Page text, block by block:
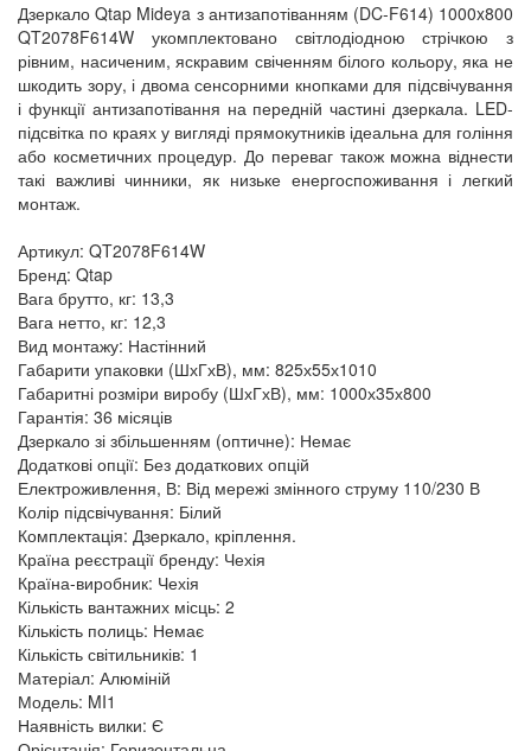
Дзеркало Qtap Mideya з антизапотіванням (DC-F614) 1000x800
QT2078F614W укомплектовано світлодіодною стрічкою з
рівним, насиченим, яскравим свіченням білого кольору, яка не
шкодить зору, і двома сенсорними кнопками для підсвічування
і функції антизапотівання на передній частині дзеркала. LED-
підсвітка по краях у вигляді прямокутників ідеальна для гоління
або косметичних процедур. До переваг також можна віднести
такі важливі чинники, як низьке енергоспоживання і легкий
монтаж.
Артикул: QT2078F614W
Бренд: Qtap
Вага брутто, кг: 13,3
Вага нетто, кг: 12,3
Вид монтажу: Настінний
Габарити упаковки (ШхГхВ), мм: 825х55х1010
Габаритні розміри виробу (ШхГхВ), мм: 1000х35х800
Гарантія: 36 місяців
Дзеркало зі збільшенням (оптичне): Немає
Додаткові опції: Без додаткових опцій
Електроживлення, В: Від мережі змінного струму 110/230 В
Колір підсвічування: Білий
Комплектація: Дзеркало, кріплення.
Країна реєстрації бренду: Чехія
Країна-виробник: Чехія
Кількість вантажних місць: 2
Кількість полиць: Немає
Кількість світильників: 1
Матеріал: Алюміній
Модель: MI1
Наявність вилки: Є